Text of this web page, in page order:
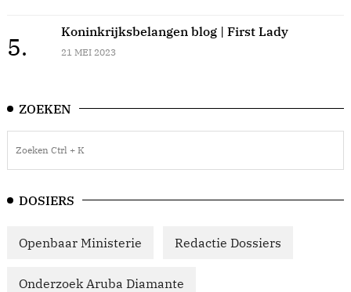
5.
Koninkrijksbelangen blog | First Lady
21 MEI 2023
ZOEKEN
DOSIERS
Openbaar Ministerie Redactie Dossiers
Onderzoek Aruba Diamante